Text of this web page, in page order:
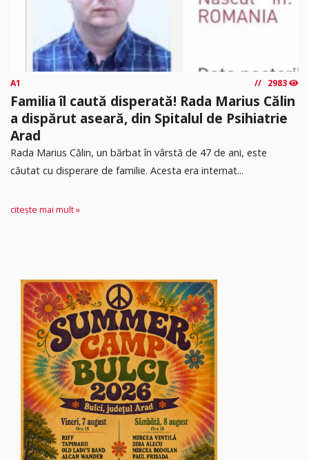
A1 2983
Familia îl caută disperată! Rada Marius Călin
a dispărut aseară, din Spitalul de Psihiatrie
Arad
Rada Marius Călin, un bărbat în vârstă de 47 de ani, este
căutat cu disperare de familie. Acesta era internat...
citește mai mult »